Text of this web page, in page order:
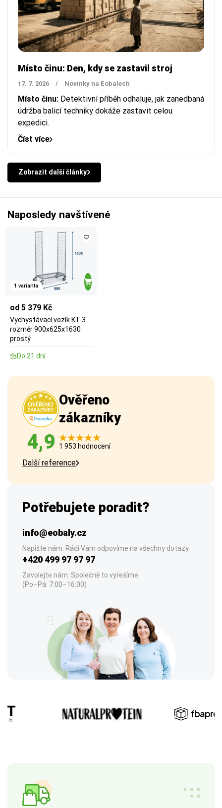
Místo činu: Den, kdy se zastavil stroj
17. 7. 2026 / Novinky na Eobalech
Místo činu: Detektivní příběh odhaluje, jak zanedbaná
údržba balicí techniky dokáže zastavit celou
expedici.
Číst více
Zobrazit další články
Naposledy navštívené
1 varianta
od 5 379 Kč
Vychystávací vozík KT-3
rozměr 900x625x1630
prostý
Do 21 dní
Ověřeno
zákazníky
4,9 1 953 hodnocení
Další reference
Potřebujete poradit?
info@eobaly.cz
Napište nám. Rádi Vám odpovíme na všechny dotazy.
+420 499 97 97 97
Zavolejte nám. Společně to vyřešíme.
(Po–Pá: 7:00–16:00)